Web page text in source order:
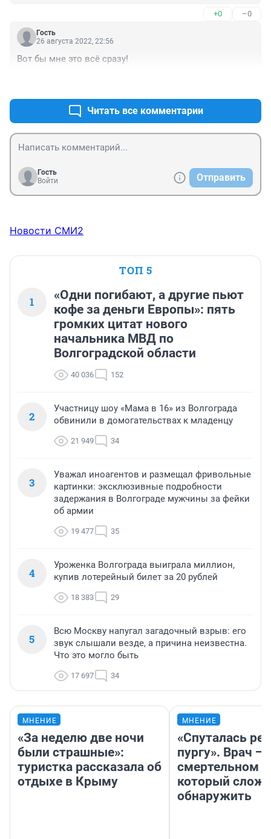
+0 –0
Гость
26 августа 2022, 22:56
Вот бы мне это всё сразу!
Читать все комментарии
Гость
Войти
Отправить
Новости СМИ2
ТОП 5
1
«Одни погибают, а другие пьют
кофе за деньги Европы»: пять
громких цитат нового
начальника МВД по
Волгоградской области
40 036 152
2
Участницу шоу «Мама в 16» из Волгограда
обвинили в домогательствах к младенцу
21 949 34
3
Уважал иноагентов и размещал фривольные
картинки: эксклюзивные подробности
задержания в Волгограде мужчины за фейки
об армии
19 477 35
4
Уроженка Волгограда выиграла миллион,
купив лотерейный билет за 20 рублей
18 383 29
5
Всю Москву напугал загадочный взрыв: его
звук слышали везде, а причина неизвестна.
Что это могло быть
17 697 34
МНЕНИЕ
«За неделю две ночи
были страшные»:
туристка рассказала об
отдыхе в Крыму
МНЕНИЕ
«Спуталась
пургу». Врач —
смертельном
который
обнаружить